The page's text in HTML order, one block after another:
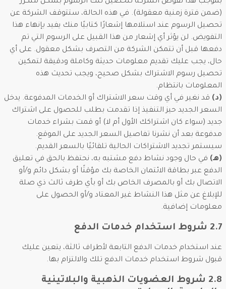
(ضمن فترة زمنية معقولة). في هذه الحالة، ستتوقف الشركة عن
تحصيل الرسوم عند استلامها إشعارًا كتابيًا منك يفيد بإنهاء هذا
التفويض. لن يؤثر أي إشعار من هذا القبيل على الرسوم التي تم
دفعها قبل أن تتمكن الشركة من التصرف بشكل معقول. على أي
حال، يجب عليك تقديم معلومات حديثة وكاملة ودقيقة لتمكين
تحصيل رسوم الاشتراك بشكل صحيح، ويجب تحديث هذه
المعلومات بانتظام.
(د) قد نغير في أي وقت سعر الاشتراك أو الخدمات المدفوعة. يدخل
السعر الجديد حيز التنفيذ إذا تقدمت بطلب للحصول على اشتراك
جديد (سواء كان اشتراكك الأول أم لا) أو قمت بشراء خدمات
مدفوعة بعد أن نشرنا تفاصيل السعر الجديد على الموقع.
سيستمر تجديد الاشتراكات الحالية تلقائيًا بالسعر القديم.
(هـ) في حال وجود نشاط دفع مشتبه به، نحتفظ بالحق في تعليق
الدفع عبر بطاقة الائتمان الخاصة بك مؤقتًا أو بشكل دائم و/أو
الاتصال بك أو بالمصرف الخاص بك أو بأي طرف ثالث ذي صلة
للإبلاغ عن مثل هذا النشاط غير المعتاد و/أو الحصول على
معلومات إضافية.
2.7 شروط استخدام خدمات الدفع
عند استخدام خدمات الدفع التابعة لأطراف ثالثة، يتعين عليك
قبول شروط استخدام خدمات الدفع تلك والالتزام بها.
2.8 شروط العضويات الذهبية والبلاتينية